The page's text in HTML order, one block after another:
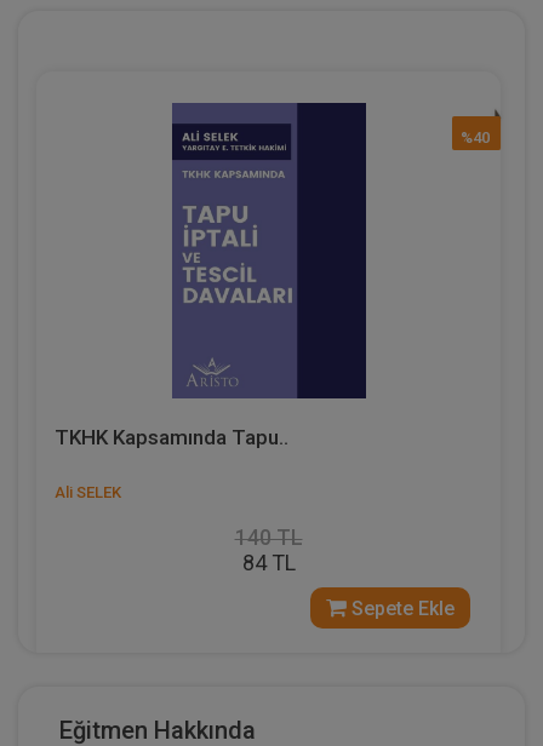
%40
TKHK Kapsamında Tapu..
Ali SELEK
140 TL
84 TL
Sepete Ekle
Eğitmen Hakkında